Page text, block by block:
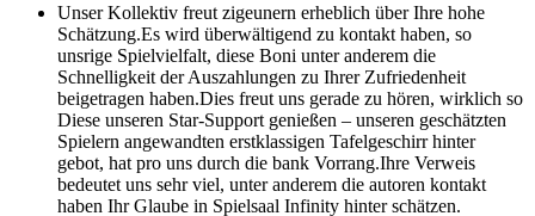
Unser Kollektiv freut zigeunern erheblich über Ihre hohe
Schätzung.Es wird überwältigend zu kontakt haben, so
unsrige Spielvielfalt, diese Boni unter anderem die
Schnelligkeit der Auszahlungen zu Ihrer Zufriedenheit
beigetragen haben.Dies freut uns gerade zu hören, wirklich so
Diese unseren Star-Support genießen – unseren geschätzten
Spielern angewandten erstklassigen Tafelgeschirr hinter
gebot, hat pro uns durch die bank Vorrang.Ihre Verweis
bedeutet uns sehr viel, unter anderem die autoren kontakt
haben Ihr Glaube in Spielsaal Infinity hinter schätzen.